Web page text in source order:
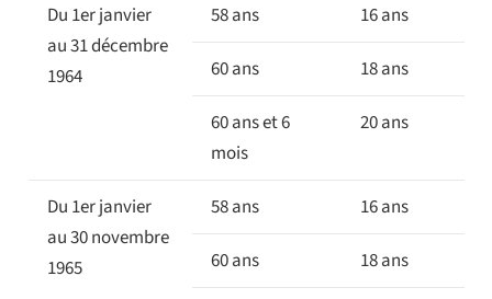
Du 1er janvier
au 31 décembre
1964
58 ans 16 ans
60 ans 18 ans
60 ans et 6
mois
20 ans
Du 1er janvier
au 30 novembre
1965
58 ans 16 ans
60 ans 18 ans